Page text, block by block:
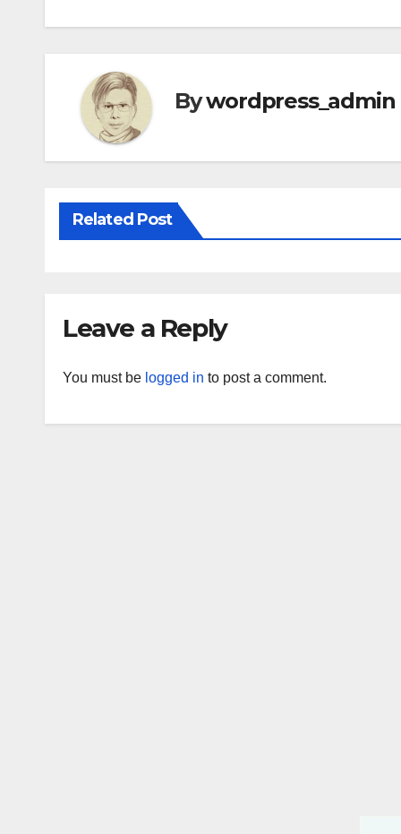
Bywordpress_admin
Related Post
Leave a Reply
You must be logged in to post a comment.